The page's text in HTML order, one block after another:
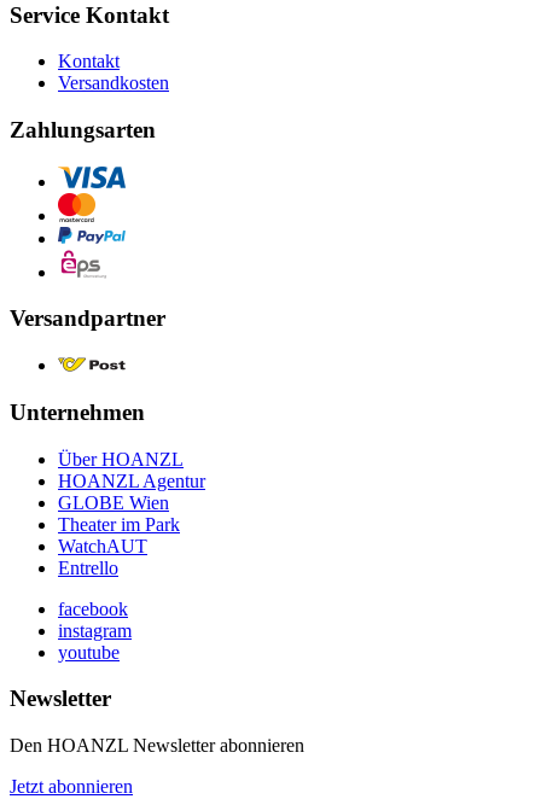
Service Kontakt
Kontakt
Versandkosten
Zahlungsarten
Versandpartner
Unternehmen
Über HOANZL
HOANZL Agentur
GLOBE Wien
Theater im Park
WatchAUT
Entrello
facebook
instagram
youtube
Newsletter
Den HOANZL Newsletter abonnieren
Jetzt abonnieren